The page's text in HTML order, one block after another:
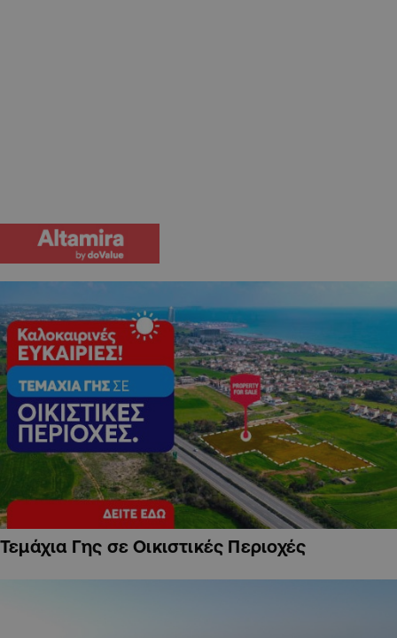
Τεμάχια Γης σε Οικιστικές Περιοχές